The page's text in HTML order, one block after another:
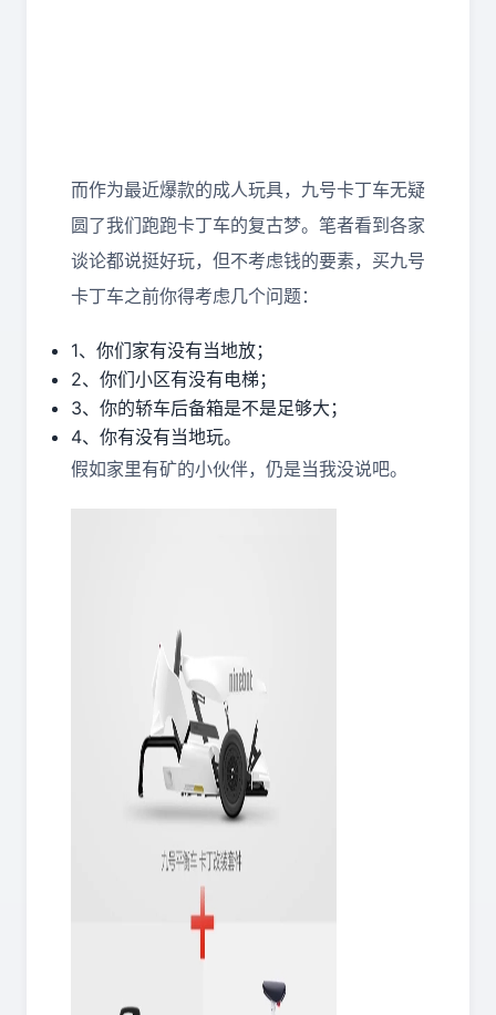
而作为最近爆款的成人玩具，九号卡丁车无疑
圆了我们跑跑卡丁车的复古梦。笔者看到各家
谈论都说挺好玩，但不考虑钱的要素，买九号
卡丁车之前你得考虑几个问题：
1、你们家有没有当地放；
2、你们小区有没有电梯；
3、你的轿车后备箱是不是足够大；
4、你有没有当地玩。
假如家里有矿的小伙伴，仍是当我没说吧。